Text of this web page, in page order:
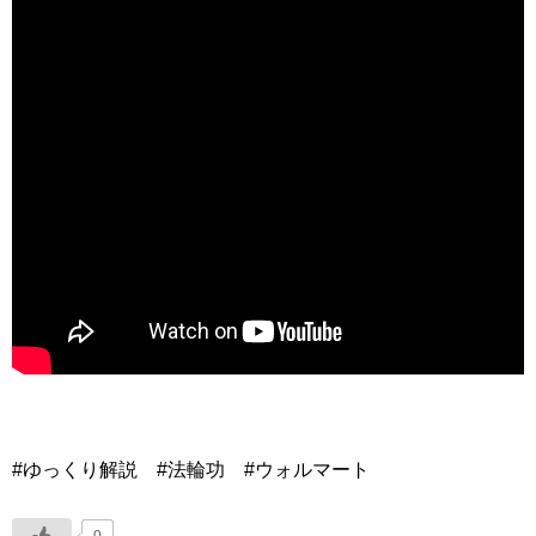
#ゆっくり解説 #法輪功 #ウォルマート